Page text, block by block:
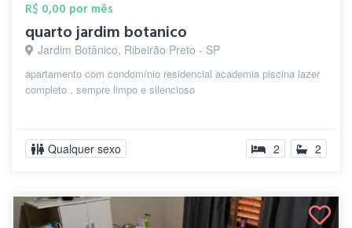
R$ 0,00 por mês
quarto jardim botanico
Jardim Botânico, Ribeirão Preto - SP
apartamento com condomínio residencial academia piscina lazer
completo , sempre limpo e silencioso
Qualquer sexo 2 2